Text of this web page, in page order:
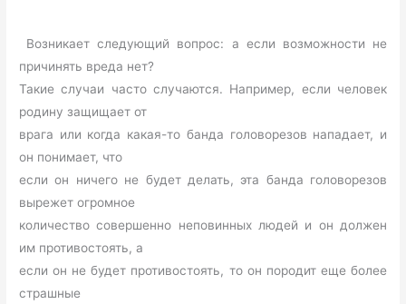
Возникает следующий вопрос: а если возможности не
причинять вреда нет?
Такие случаи часто случаются. Например, если человек
родину защищает от
врага или когда какая-то банда головорезов нападает, и
он понимает, что
если он ничего не будет делать, эта банда головорезов
вырежет огромное
количество совершенно неповинных людей и он должен
им противостоять, а
если он не будет противостоять, то он породит еще более
страшные